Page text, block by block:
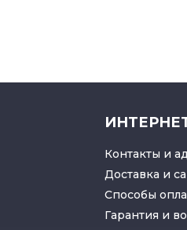
Контакты и
Доставка и
Способы
Гарантия и